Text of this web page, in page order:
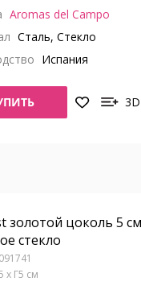
Aromas del Campo
Сталь, Стекло
Испания
золотой цоколь 5
стекло
091741
x Г5 см